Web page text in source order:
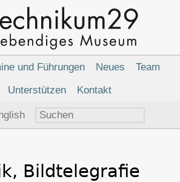
Bildtelegrafie
und Führungen Neues
Team
Unterstützen Kontakt